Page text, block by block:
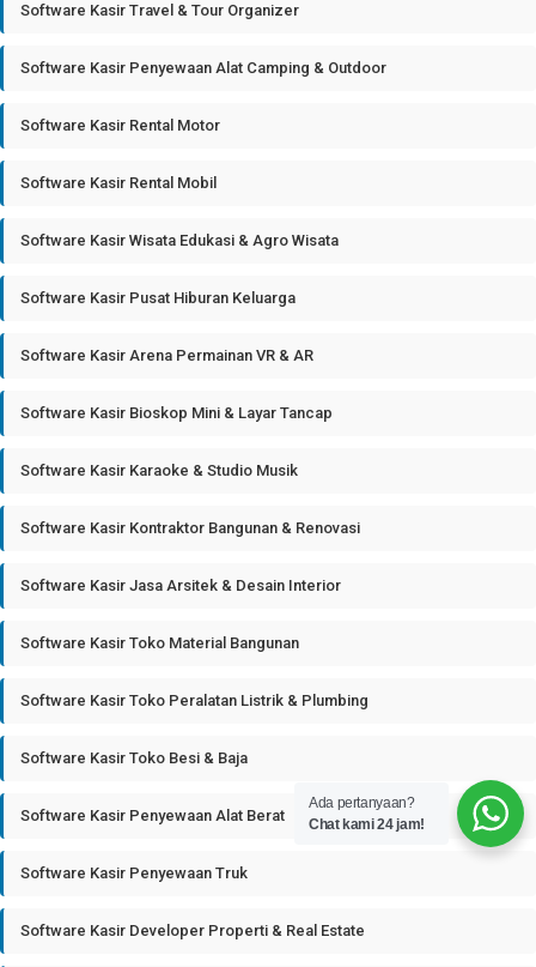
Software Kasir Travel & Tour Organizer
Software Kasir Penyewaan Alat Camping & Outdoor
Software Kasir Rental Motor
Software Kasir Rental Mobil
Software Kasir Wisata Edukasi & Agro Wisata
Software Kasir Pusat Hiburan Keluarga
Software Kasir Arena Permainan VR & AR
Software Kasir Bioskop Mini & Layar Tancap
Software Kasir Karaoke & Studio Musik
Software Kasir Kontraktor Bangunan & Renovasi
Software Kasir Jasa Arsitek & Desain Interior
Software Kasir Toko Material Bangunan
Software Kasir Toko Peralatan Listrik & Plumbing
Software Kasir Toko Besi & Baja
Software Kasir Penyewaan Alat Berat
Software Kasir Penyewaan Truk
Software Kasir Developer Properti & Real Estate
Ada pertanyaan?
Chat kami 24 jam!